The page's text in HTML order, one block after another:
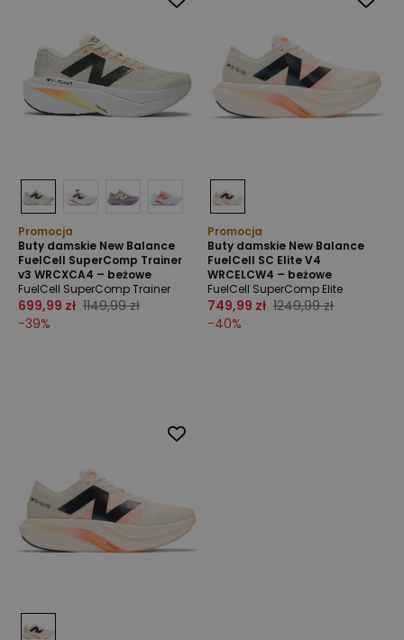
Promocja
Buty damskie New Balance
FuelCell SuperComp Trainer
v3 WRCXCA4 – beżowe
FuelCell SuperComp Trainer
699,99 zł 1149,99 zł
-39%
Promocja
Buty damskie New Balance
FuelCell SC Elite V4
WRCELCW4 – beżowe
FuelCell SuperComp Elite
749,99 zł 1249,99 zł
-40%